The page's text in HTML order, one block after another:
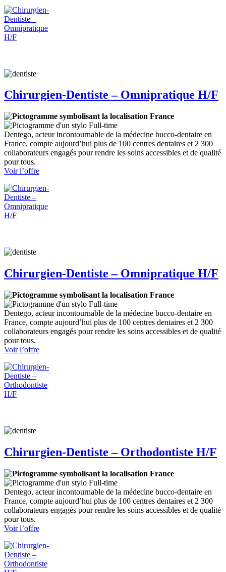
Dentiste
Pédodontiste
Chirurgien-Dentiste – Omnipratique H/F
France
Full-time
Dentego, acteur incontournable de la médecine bucco-dentaire en
France, compte aujourd’hui plus de 100 centres dentaires et 2 300
collaborateurs engagés pour rendre les soins accessibles et de qualité
pour tous.
Voir l’offre:
Dentiste
Omnipratique
Chirurgien-Dentiste – Omnipratique H/F
France
Full-time
Dentego, acteur incontournable de la médecine bucco-dentaire en
France, compte aujourd’hui plus de 100 centres dentaires et 2 300
collaborateurs engagés pour rendre les soins accessibles et de qualité
pour tous.
Voir l’offre:
Dentiste
Omnipratique
Chirurgien-Dentiste – Orthodontiste H/F
France
Full-time
Dentego, acteur incontournable de la médecine bucco-dentaire en
France, compte aujourd’hui plus de 100 centres dentaires et 2 300
collaborateurs engagés pour rendre les soins accessibles et de qualité
pour tous.
Voir l’offre:
Dentiste
Orthodontiste